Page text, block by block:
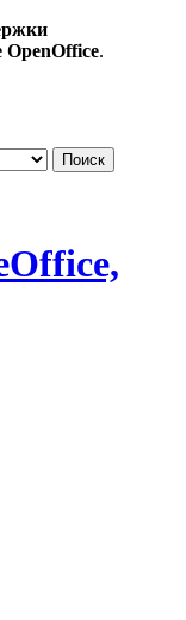
OpenOffice.